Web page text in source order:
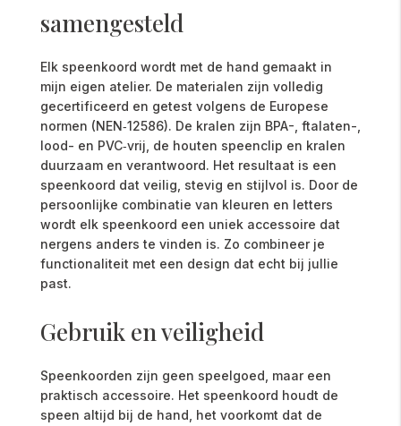
samengesteld
Elk speenkoord wordt met de hand gemaakt in
mijn eigen atelier. De materialen zijn volledig
gecertificeerd en getest volgens de Europese
normen (NEN‑12586). De kralen zijn BPA-, ftalaten-,
lood- en PVC‑vrij, de houten speenclip en kralen
duurzaam en verantwoord. Het resultaat is een
speenkoord dat veilig, stevig en stijlvol is. Door de
persoonlijke combinatie van kleuren en letters
wordt elk speenkoord een uniek accessoire dat
nergens anders te vinden is. Zo combineer je
functionaliteit met een design dat echt bij jullie
past.
Gebruik en veiligheid
Speenkoorden zijn geen speelgoed, maar een
praktisch accessoire. Het speenkoord houdt de
speen altijd bij de hand, het voorkomt dat de